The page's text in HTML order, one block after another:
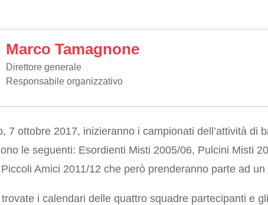
Marco Tamagnone
Direttore generale
Responsabile organizzativo
7 ottobre 2017, inizieranno i campionati dell’attività di
le seguenti: Esordienti Misti 2005/06, Pulcini Misti
Amici 2011/12 che però prenderanno parte ad
i calendari delle quattro squadre partecipanti e